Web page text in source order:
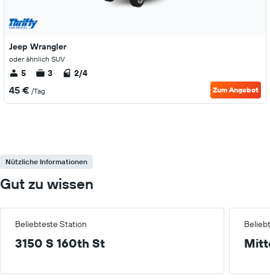
Jeep Wrangler
oder ähnlich SUV
5 3 2/4
45 € /Tag Zum Angebot
Nützliche Informationen
Gut zu wissen
Beliebteste Station
3150 S 160th St